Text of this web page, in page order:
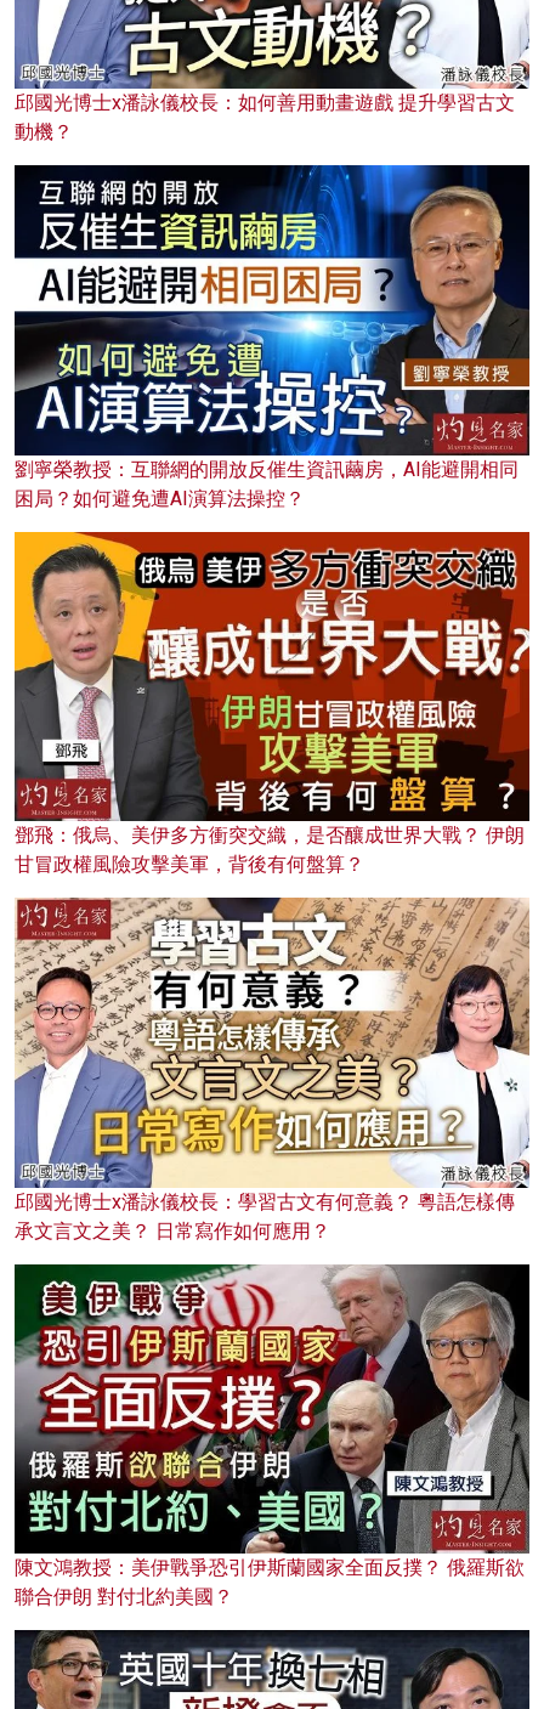
邱國光博士x潘詠儀校長：如何善用動畫遊戲 提升學習古文
動機？
劉寧榮教授：互聯網的開放反催生資訊繭房，AI能避開相同
困局？如何避免遭AI演算法操控？
鄧飛：俄烏、美伊多方衝突交織，是否釀成世界大戰？ 伊朗
甘冒政權風險攻擊美軍，背後有何盤算？
邱國光博士x潘詠儀校長：學習古文有何意義？ 粵語怎樣傳
承文言文之美？ 日常寫作如何應用？
陳文鴻教授：美伊戰爭恐引伊斯蘭國家全面反撲？ 俄羅斯欲
聯合伊朗 對付北約美國？